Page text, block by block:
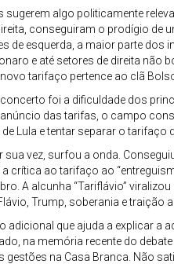
sugerem algo politicamente
conseguiram o prodígio de
de esquerda, a maior parte dos
e até setores de direita não
novo tarifaço pertence ao clã
foi a dificuldade dos
das tarifas, o campo
Lula e tentar separar o
sua vez, surfou a onda.
a crítica ao tarifaço ao
A alcunha “Tariflávio”
Trump, soberania e traição
adicional que ajuda a explicar a
na memória recente do
gestões na Casa Branca. Não